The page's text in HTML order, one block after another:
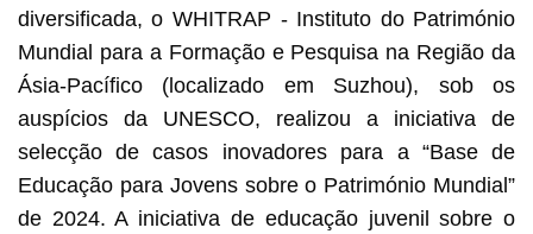
diversificada, o WHITRAP - Instituto do Património
Mundial para a Formação e Pesquisa na Região da
Ásia-Pacífico (localizado em Suzhou), sob os
auspícios da UNESCO, realizou a iniciativa de
selecção de casos inovadores para a “Base de
Educação para Jovens sobre o Património Mundial”
de 2024. A iniciativa de educação juvenil sobre o